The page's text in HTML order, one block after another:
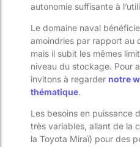
autonomie suffisante à
Le domaine naval
amoindries par rapport au
mais il subit les mêmes
niveau du stockage. Pour
invitons à regarder notre
thématique.
Les besoins en puissance
très variables, allant de la
la Toyota Miraï) pour des